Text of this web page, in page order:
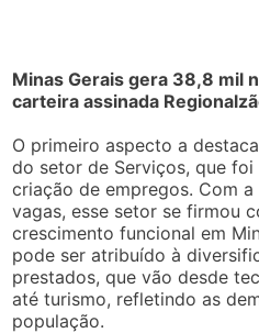
Minas Gerais gera 38,8 mil
carteira assinada
O primeiro aspecto a
do setor de Serviços, que
criação de empregos. Com
vagas, esse setor se firmou
crescimento funcional em
pode ser atribuído à
prestados, que vão desde
até turismo, refletindo as
população.